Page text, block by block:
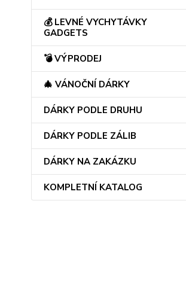
💰 LEVNÉ VYCHYTÁVKY
GADGETS
💣 VÝPRODEJ
🎄 VÁNOČNÍ DÁRKY
DÁRKY PODLE DRUHU
DÁRKY PODLE ZÁLIB
DÁRKY NA ZAKÁZKU
KOMPLETNÍ KATALOG